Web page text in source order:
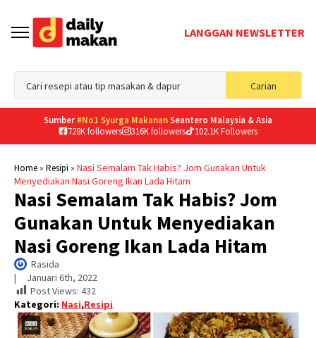
LANGGAN NEWSLETTER
Carian
for:
Sumber #No1 Syurga MakananSeantero Malaysia & Asia
728K followers
316K followers 102.1K Followers
Home» Resipi » Nasi Semalam Tak Habis? Jom Gunakan Untuk
Menyediakan Nasi Goreng Ikan Lada Hitam
Nasi Semalam Tak Habis? Jom
Gunakan Untuk Menyediakan
Nasi Goreng Ikan Lada Hitam
Rasida
| Januari 6th, 2022
Post Views: 432
Kategori: Nasi,Resipi